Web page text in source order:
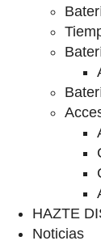
HAZTE
Noticias